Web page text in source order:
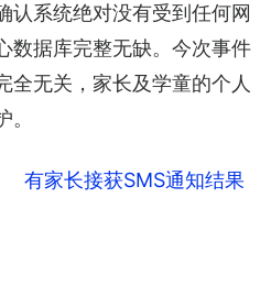
认系统绝对没有受到任何网
数据库完整无缺。今次事件
全无关，家长及学童的个人
有家长接获SMS通知结果